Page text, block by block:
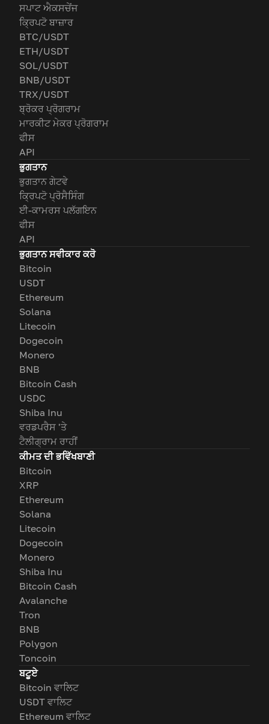
ਸਪਾਟ ਐਕਸਚੇਂਜ
ਕ੍ਰਿਪਟੋ ਬਾਜ਼ਾਰ
BTC/USDT
ETH/USDT
SOL/USDT
BNB/USDT
TRX/USDT
ਬ੍ਰੋਕਰ ਪ੍ਰੋਗਰਾਮ
ਮਾਰਕੀਟ ਮੇਕਰ ਪ੍ਰੋਗਰਾਮ
ਫੀਸ
API
ਭੁਗਤਾਨ
ਭੁਗਤਾਨ ਗੇਟਵੇ
ਕ੍ਰਿਪਟੋ ਪ੍ਰੋਸੈਸਿੰਗ
ਈ-ਕਾਮਰਸ ਪਲੱਗਇਨ
ਫੀਸ
API
ਭੁਗਤਾਨ ਸਵੀਕਾਰ ਕਰੋ
Bitcoin
USDT
Ethereum
Solana
Litecoin
Dogecoin
Monero
BNB
Bitcoin Cash
USDC
Shiba Inu
ਵਰਡਪਰੈਸ 'ਤੇ
ਟੈਲੀਗ੍ਰਾਮ ਰਾਹੀਂ
ਕੀਮਤ ਦੀ ਭਵਿੱਖਬਾਣੀ
Bitcoin
XRP
Ethereum
Solana
Litecoin
Dogecoin
Monero
Shiba Inu
Bitcoin Cash
Avalanche
Tron
BNB
Polygon
Toncoin
ਬਟੂਏ
Bitcoin ਵਾਲਿਟ
USDT ਵਾਲਿਟ
Ethereum ਵਾਲਿਟ